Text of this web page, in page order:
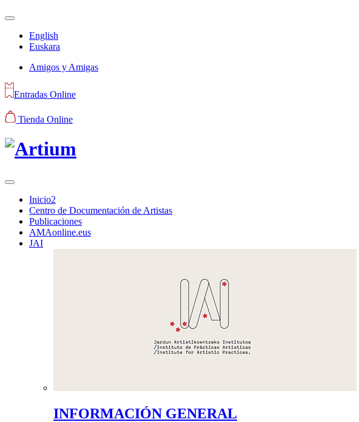
English
Euskara
Amigos y Amigas
Entradas Online
Tienda Online
Inicio2
Centro de Documentación de Artistas
Publicaciones
AMAonline.eus
JAI
INFORMACIÓN GENERAL